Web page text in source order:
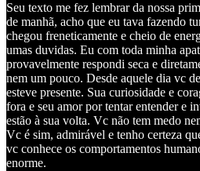
Seu texto me fez lembrar da nossa
de manhã, acho que eu tava fazendo
chegou freneticamente e cheio de
umas duvidas. Eu com toda minha
provavelmente respondi seca e
nem um pouco. Desde aquele dia vc
esteve presente. Sua curiosidade e
fora e seu amor por tentar entender e
estão à sua volta. Vc não tem medo
Vc é sim, admirável e tenho certeza
vc conhece os comportamentos
enorme.